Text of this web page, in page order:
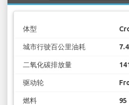
体型
城市行驶百公里油耗
二氧化碳排放量
驱动轮
燃料 95